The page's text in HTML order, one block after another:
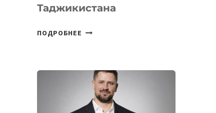
Таджикистана
ПОДРОБНЕЕ
КОТОРЫЕ
РАЗВИВАЮТ
ТЕХНОЛОГИЧЕСКОЕ